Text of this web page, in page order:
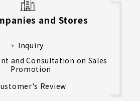
and Stores
Inquiry
and Consultation on Sales
Promotion
Review